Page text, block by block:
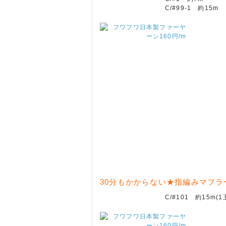
C/#99-1 約15m
30分もかからない★指編みマフラ
C/#101 約15m(1